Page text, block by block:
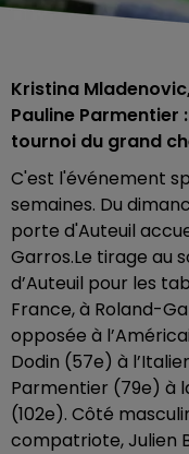
Kristina
Pauline
tournoi du grand
C'est l'événement
semaines. Du
porte d'Auteuil
Garros.Le tirage au
d’Auteuil pour les
France, à Roland-
opposée à
Dodin (57e) à
Parmentier (79e) à
(102e). Côté
compatriote, Julien